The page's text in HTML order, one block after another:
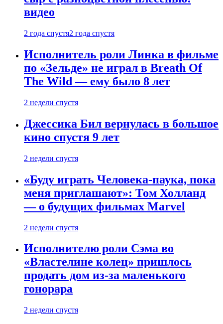
видео
2 года спустя2 года спустя
Исполнитель роли Линка в фильме
по «Зельде» не играл в Breath Of
The Wild — ему было 8 лет
2 недели спустя
Джессика Бил вернулась в большое
кино спустя 9 лет
2 недели спустя
«Буду играть Человека-паука, пока
меня приглашают»: Том Холланд
— о будущих фильмах Marvel
2 недели спустя
Исполнителю роли Сэма во
«Властелине колец» пришлось
продать дом из-за маленького
гонорара
2 недели спустя